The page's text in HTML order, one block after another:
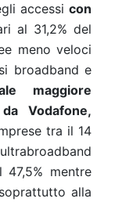
accessi con
al 31,2% del
meno veloci
broadband e
maggiore
Vodafone,
tra il 14
mentre
alla